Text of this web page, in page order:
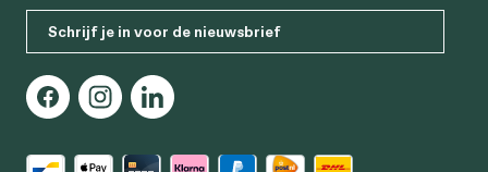
Schrijf je in voor de nieuwsbrief